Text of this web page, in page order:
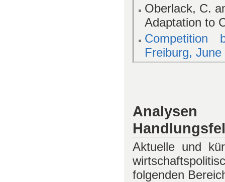
Oberlack, C.
Adaptation to
Competition
Freiburg,
Analysen
Aktuelle und
folgenden